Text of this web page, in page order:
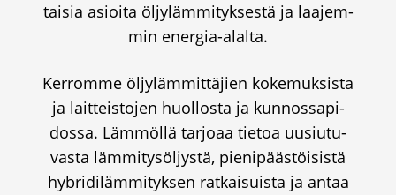
tai­sia asioi­ta öljy­läm­mi­tyk­ses­tä ja laa­jem­
min ener­gia-alal­ta.
Ker­rom­me öljy­läm­mit­tä­jien koke­muk­sis­ta
ja lait­teis­to­jen huol­los­ta ja kun­nos­sa­pi­
dos­sa. Läm­möl­lä tar­jo­aa tie­toa uusiu­tu­
vas­ta läm­mi­ty­söl­jys­tä, pie­ni­pääs­töi­sis­tä
hybri­di­läm­mi­tyk­sen rat­kai­suis­ta ja antaa